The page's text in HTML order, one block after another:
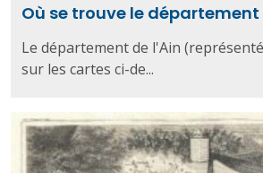
Où se trouve le département
Le département de l'Ain
sur les cartes ci-de...